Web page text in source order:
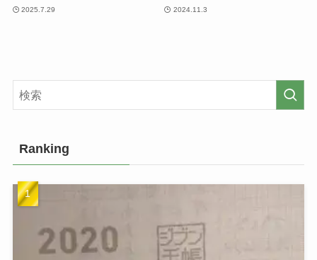
2025.7.29 2024.11.3
Ranking